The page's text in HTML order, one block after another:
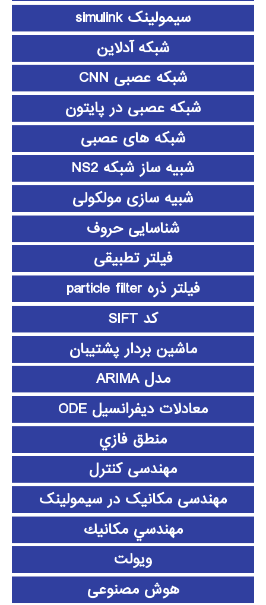
سیمولینک simulink
شبکه آدلاین
شبکه عصبی CNN
شبکه عصبی در پایتون
شبکه های عصبی
شبیه ساز شبکه NS2
شبیه سازی مولکولی
شناسایی حروف
فیلتر تطبیقی
فیلتر ذره particle filter
کد SIFT
ماشین بردار پشتیبان
مدل ARIMA
معادلات دیفرانسیل ODE
منطق فازي
مهندسی کنترل
مهندسی مکانیک در سیمولینک
مهندسي مكانيك
ویولت
هوش مصنوعی